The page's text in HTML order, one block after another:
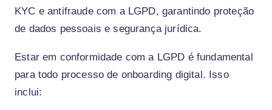
KYC e antifraude com a LGPD, garantindo proteção
de dados pessoais e segurança jurídica.
Estar em conformidade com a LGPD é fundamental
para todo processo de onboarding digital. Isso
inclui: